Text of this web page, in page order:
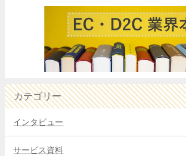
カテゴリー
インタビュー
サービス資料